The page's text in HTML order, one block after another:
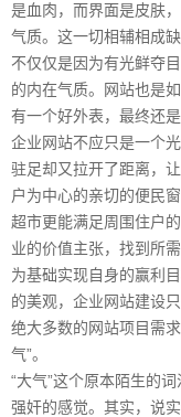
是血肉，而界面是皮肤
气质。这一切相辅相成
不仅仅是因为有光鲜夺
的内在气质。网站也是
有一个好外表，最终还
企业网站不应只是一个
驻足却又拉开了距离，
户为中心的亲切的便民
超市更能满足周围住户
业的价值主张，找到所
为基础实现自身的赢利
的美观，企业网站建设
绝大多数的网站项目需
气”。
“大气”这个原本陌生的
强奸的感觉。其实，说